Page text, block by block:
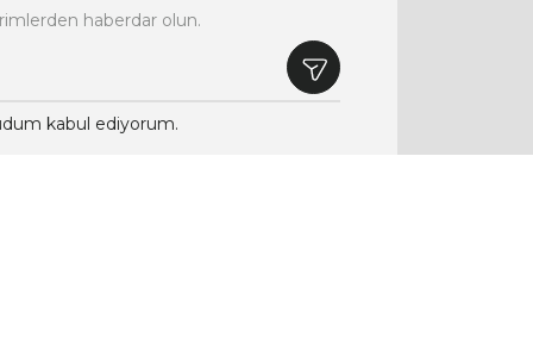
haberdar olun.
kabul ediyorum.